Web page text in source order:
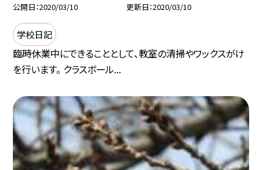
公開日 2020/03/10 更新日 2020/03/10
学校日記
臨時休業中にできることとして、教室の清掃やワックスがけ
を行います。 クラスボール...